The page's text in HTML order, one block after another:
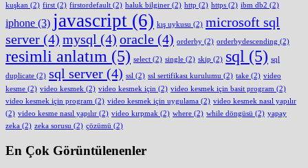
kuşkan (2) first (2) firstordefault (2) haluk bilginer (2) http (2) https (2) ibm db2 (2)
iphone (3) javascript (6) kış uykusu (2) microsoft sql
server (4) mysql (4) oracle (4) orderby (2) orderbydescending (2)
resimli anlatım (5) select (2) single (2) skip (2) sql (5) sql
duplicate (2) sql server (4) ssl (2) ssl sertifikası kurulumu (2) take (2) video
kesme (2) video kesmek (2) video kesmek için (2) video kesmek için basit program (2)
video kesmek için program (2) video kesmek için uygulama (2) video kesmek nasıl yapılır
(2) video kesme nasıl yapılır (2) video kırpmak (2) where (2) while döngüsü (2) yapay
zeka (2) zeka sorusu (2) çözümü (2)
En Çok Görüntülenenler